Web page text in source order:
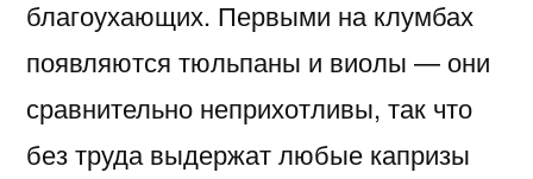
благоухающих. Первыми на клумбах
появляются тюльпаны и виолы — они
сравнительно неприхотливы, так что
без труда выдержат любые капризы